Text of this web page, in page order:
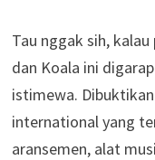
Tau nggak sih,
dan Koala ini
istimewa.
international yang
aransemen, alat